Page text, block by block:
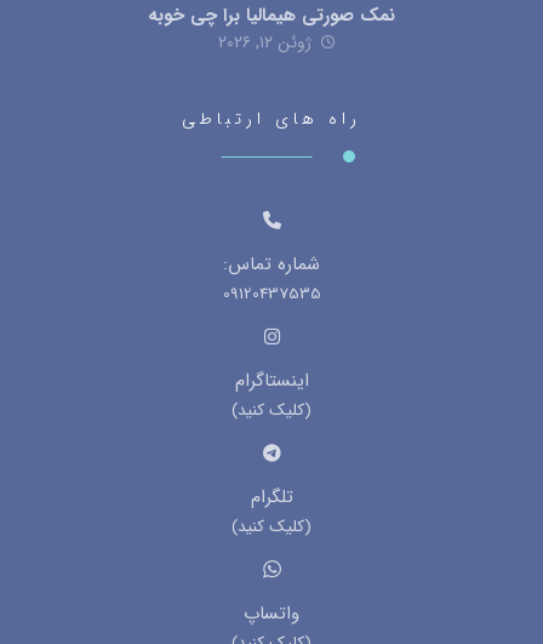
نمک صورتی هیمالیا برا چی خوبه
ژوئن ۱۲, ۲۰۲۶
راه های ارتباطی
شماره تماس:
09120437535
اینستاگرام
(کلیک کنید)
تلگرام
(کلیک کنید)
واتساپ